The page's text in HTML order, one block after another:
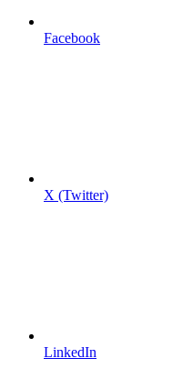
Facebook
X (Twitter)
LinkedIn